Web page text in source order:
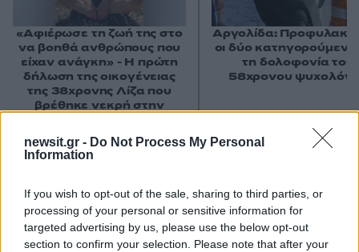
newsit.gr - Do Not Process My Personal
Information
If you wish to opt-out of the sale, sharing to third parties, or
processing of your personal or sensitive information for
targeted advertising by us, please use the below opt-out
section to confirm your selection. Please note that after your
«Αφιέρωσε τη ζωή της στο
να βοηθά ανθρώπους που
είχαν ανάγκη» - Η πρώτη
δήλωση της οικογένειας
της 38χρονης Λίζα που
βρέθηκε νεκρή στην
Αργολίδα:
οι δύο
τη δολοφονία του
58χρονου